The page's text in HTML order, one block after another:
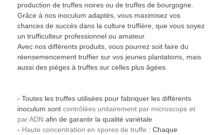
production de truffes noires ou de truffes de bourgogne.
Grâce à nos inoculum adaptés, vous maximisez vos
chances de succès dans la culture truffière, que vous soyez
un trufficulteur professionnel ou amateur.
Avec nos différents produits, vous pourrez soit faire du
réensemencement truffier sur vos jeunes plantations, mais
aussi des pièges à truffes sur celles plus âgées.
- Toutes les truffes utilisées pour fabriquer les différents
inoculum sont contrôlées unitairement par microscope et
par ADN afin de garantir la qualité variétale
- Haute concentration en spores de truffe : Chaque